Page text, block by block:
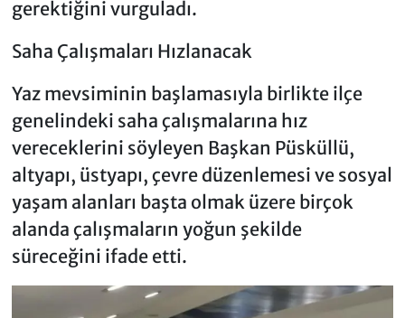
gerektiğini vurguladı.
Saha Çalışmaları Hızlanacak
Yaz mevsiminin başlamasıyla birlikte ilçe
genelindeki saha çalışmalarına hız
vereceklerini söyleyen Başkan Püsküllü,
altyapı, üstyapı, çevre düzenlemesi ve sosyal
yaşam alanları başta olmak üzere birçok
alanda çalışmaların yoğun şekilde
süreceğini ifade etti.